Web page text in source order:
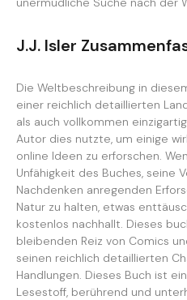
J.J. Isler
Die Weltbeschreibung in
einer reichlich detaillierten
als auch vollkommen
Autor dies nutzte, um einige
online Ideen zu erforschen.
Unfähigkeit des Buches, seine
Nachdenken anregenden
Natur zu halten, etwas
kostenlos nachhallt. Dieses
bleibenden Reiz von Comics
seinen reichlich detaillierten
Handlungen. Dieses Buch ist
Lesestoff, berührend und